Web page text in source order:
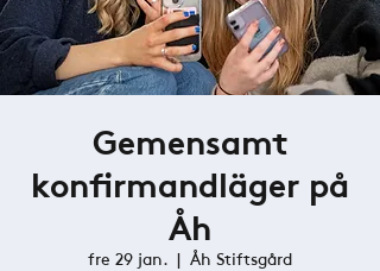
Gemensamt
konfirmandläger på
Åh
fre 29 jan.
  |
Åh Stiftsgård